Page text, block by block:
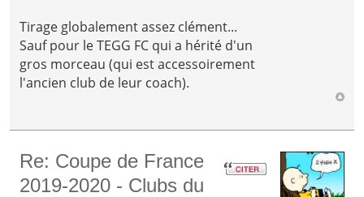
Tirage globalement assez clément...
Sauf pour le TEGG FC qui a hérité d'un
gros morceau (qui est accessoirement
l'ancien club de leur coach).
Re: Coupe de France
2019-2020 - Clubs du